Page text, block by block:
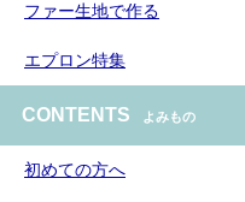
ファー生地で作る
エプロン特集
CONTENTS よみもの
初めての方へ